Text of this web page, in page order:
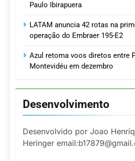
Paulo Ibirapuera
LATAM anuncia 42 rotas na
operação do Embraer 195-E2
Azul retoma voos diretos entre
Montevidéu em dezembro
Desenvolvimento
Desenvolvido por Joao
Heringer